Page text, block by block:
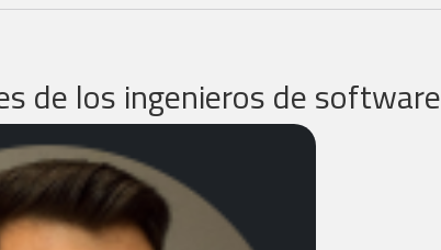
de los ingenieros de software